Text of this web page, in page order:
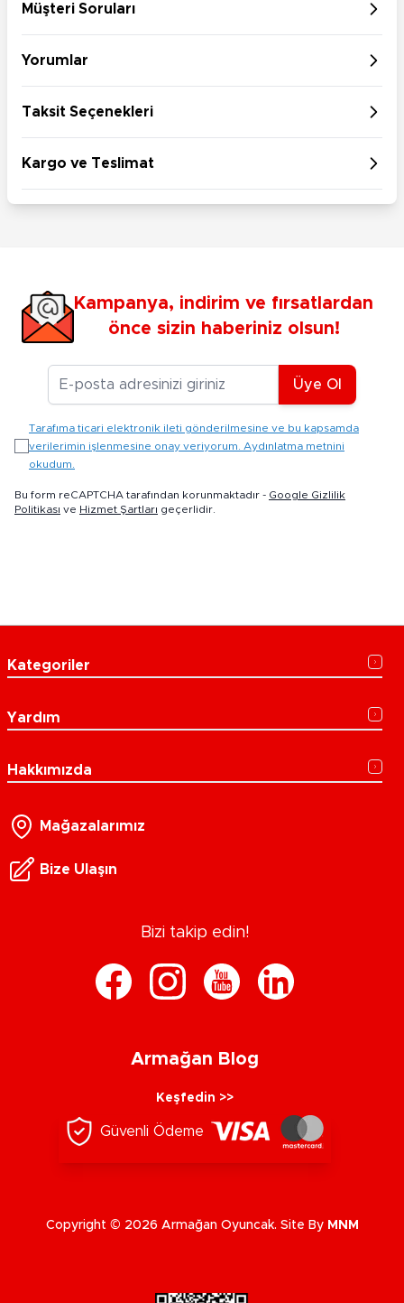
Müşteri Soruları
Yorumlar
Taksit Seçenekleri
Kargo ve Teslimat
Kampanya, indirim ve fırsatlardan
önce sizin haberiniz olsun!
E-posta Adresiniz
Üye Ol
Tarafıma ticari elektronik ileti gönderilmesine ve bu kapsamda
verilerimin işlenmesine onay veriyorum. Aydınlatma metnini
okudum.
Bu form reCAPTCHA tarafından korunmaktadır - Google Gizlilik
Politikası ve Hizmet Şartları geçerlidir.
Kategoriler
Yardım
Hakkımızda
Mağazalarımız
Bize Ulaşın
Bizi takip edin!
Armağan Blog
Keşfedin >>
Güvenli Ödeme
Copyright © 2026 Armağan Oyuncak. Site By MNM